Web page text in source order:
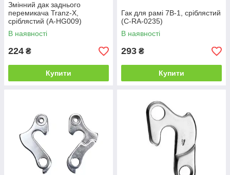
Змінний дак заднього
перемикача Tranz-X,
сріблястий (A-HG009)
В наявності
224 ₴
Купити
Гак для рамі 7B-1, сріблястий
(C-RA-0235)
В наявності
293 ₴
Купити